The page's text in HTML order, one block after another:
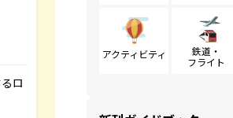
ロ
アクティビティ
鉄道・
フライト